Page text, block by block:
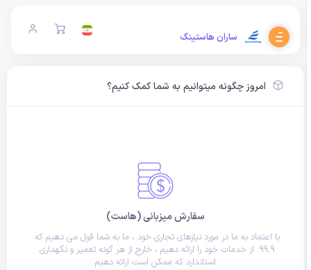
ساران هاستینگ
امروز چگونه میتوانیم به شما کمک کنیم؟
سفارش میزبانی (هاست)
با اعتماد به ما در مورد نیازهای تجاری خود ، ما به شما قول می دهیم که
99.9  از خدمات خود را ارائه دهیم ، خارج از هر گونه تعمیر و نگهداری
استاندارد که ممکن است ارائه دهیم